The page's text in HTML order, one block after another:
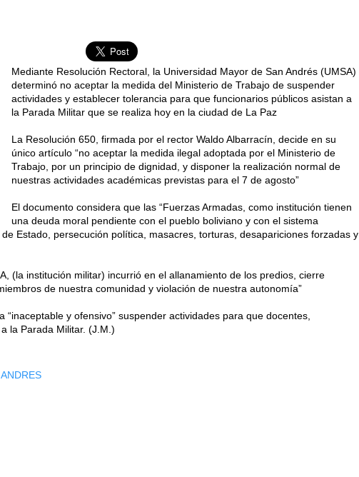
Mediante Resolución Rectoral, la Universidad Mayor de San Andrés (UMSA)
determinó no aceptar la medida del Ministerio de Trabajo de suspender
actividades y establecer tolerancia para que funcionarios públicos asistan a
la Parada Militar que se realiza hoy en la ciudad de La Paz
La Resolución 650, firmada por el rector Waldo Albarracín, decide en su
único artículo “no aceptar la medida ilegal adoptada por el Ministerio de
Trabajo, por un principio de dignidad, y disponer la realización normal de
nuestras actividades académicas previstas para el 7 de agosto”
El documento considera que las “Fuerzas Armadas, como institución tienen
una deuda moral pendiente con el pueblo boliviano y con el sistema
Estado, persecución política, masacres, torturas, desapariciones forzadas y
(la institución militar) incurrió en el allanamiento de los predios, cierre
de nuestra comunidad y violación de nuestra autonomía”
y ofensivo” suspender actividades para que docentes,
la Parada Militar. (J.M.)